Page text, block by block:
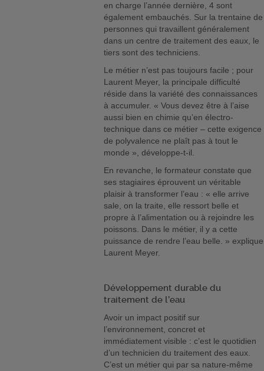
en charge l’année dernière, 4 sont
également embauchés. Sur la trentaine de
personnes qui travaillent généralement
dans un centre de traitement des eaux, le
tiers sont des techniciens.
Le métier n’est pas toujours facile ; pour
Laurent Meyer, la principale difficulté
réside dans la variété des connaissances
à accumuler. « Vous devez être à l’aise
aussi bien en chimie qu’en électro-
technique dans ce métier – cette exigence
de polyvalence ne plaît pas à tout le
monde », développe-t-il.
En revanche, le formateur constate que
ses stagiaires éprouvent un véritable
plaisir à transformer l’eau : « elle arrive
sale, on la traite, elle ressort belle et
propre à l’alimentation ou à rejoindre les
poissons. Dans le métier, il y a cette
puissance de rendre l’eau belle. » explique
Laurent Meyer.
Développement durable du
traitement de l’eau
Avoir un impact positif sur
l’environnement, concret et
immédiatement visible : c’est le quotidien
d’un technicien du traitement des eaux.
C’est un métier qui par sa nature-même